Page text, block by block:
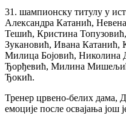
31. шампионску титулу у
Александра Катанић,
Тешић, Кристина
Зукановић, Ивана Катанић,
Милица Бојовић,
Ђорђевић, Милина
Ђокић.
Тренер црвено-белих дама,
емоције после освајања још